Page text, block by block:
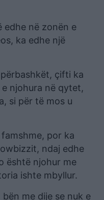
në zonën e
ka edhe një
çifti ka
njohura në qytet,
si për të mos u
por ka
ndaj edhe
është njohur me
ishte mbyllur.
me dije se nuk e